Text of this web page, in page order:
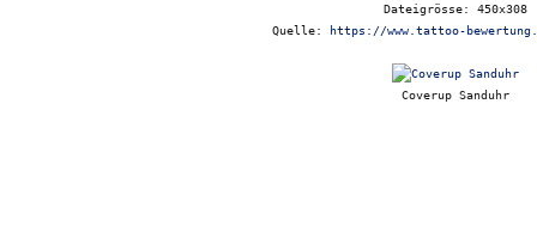
Dateigrösse: 450x308
Quelle: https://www.tattoo-
Coverup Sanduhr